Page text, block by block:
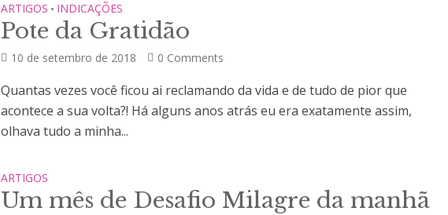
ARTIGOS • INDICAÇÕES
Pote da Gratidão
10 de setembro de 2018 0 Comments
Quantas vezes você ficou ai reclamando da vida e de tudo de pior que
acontece a sua volta?! Há alguns anos atrás eu era exatamente assim,
olhava tudo a minha...
ARTIGOS
Um mês de Desafio Milagre da manhã